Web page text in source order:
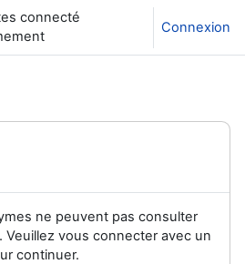
connecté
Connexion
ne peuvent pas consulter
Veuillez vous connecter avec un
continuer.